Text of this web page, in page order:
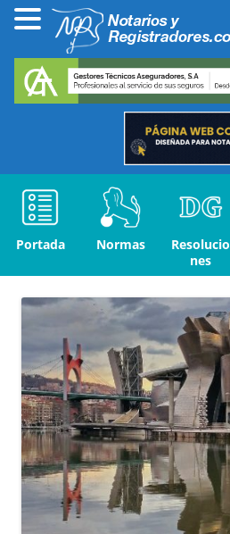
Portada Normas
Resolucio
nes